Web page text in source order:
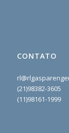
CONTATO
(21)98382-3605
(11)98161-1999